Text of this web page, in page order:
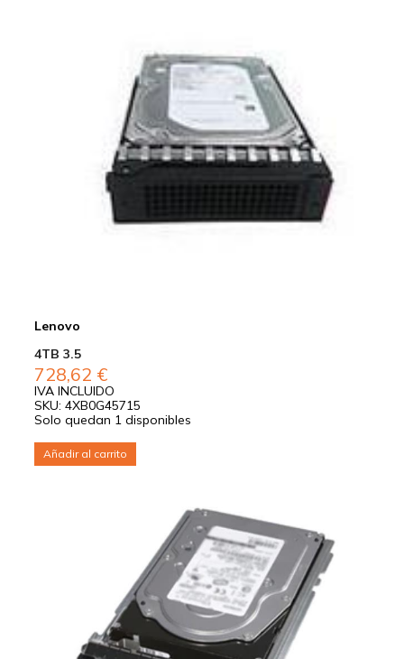
Lenovo
4TB 3.5
728,62 €
IVA INCLUIDO
SKU: 4XB0G45715
Solo quedan 1 disponibles
Añadir al carrito